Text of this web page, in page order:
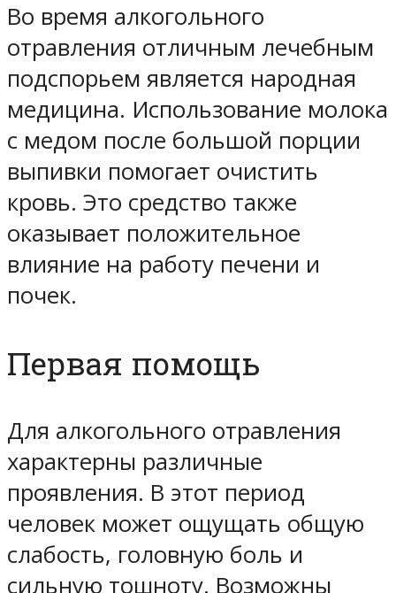
Во время алкогольного
отравления отличным лечебным
подспорьем является народная
медицина. Использование молока
с медом после большой порции
выпивки помогает очистить
кровь. Это средство также
оказывает положительное
влияние на работу печени и
почек.
Первая помощь
Для алкогольного отравления
характерны различные
проявления. В этот период
человек может ощущать общую
слабость, головную боль и
сильную тошноту. Возможны